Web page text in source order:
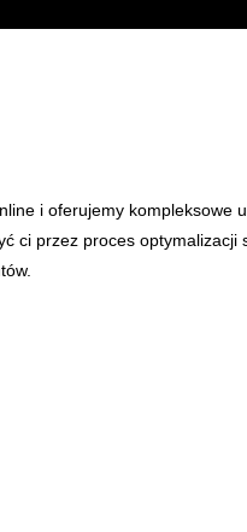
i oferujemy kompleksowe
ci przez proces